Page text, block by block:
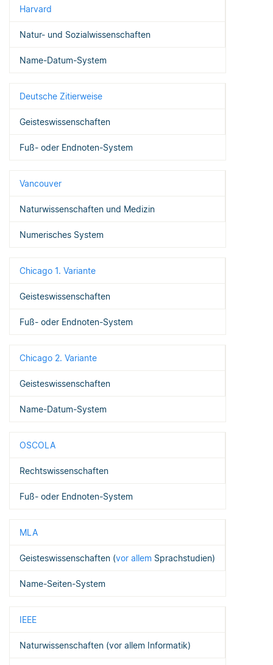
Harvard
Natur- und Sozialwissenschaften
Name-Datum-System
Deutsche Zitierweise
Geisteswissenschaften
Fuß- oder Endnoten-System
Vancouver
Naturwissenschaften und Medizin
Numerisches System
Chicago 1. Variante
Geisteswissenschaften
Fuß- oder Endnoten-System
Chicago 2. Variante
Geisteswissenschaften
Name-Datum-System
OSCOLA
Rechtswissenschaften
Fuß- oder Endnoten-System
MLA
Geisteswissenschaften (vor allem Sprachstudien)
Name-Seiten-System
IEEE
Naturwissenschaften (vor allem Informatik)